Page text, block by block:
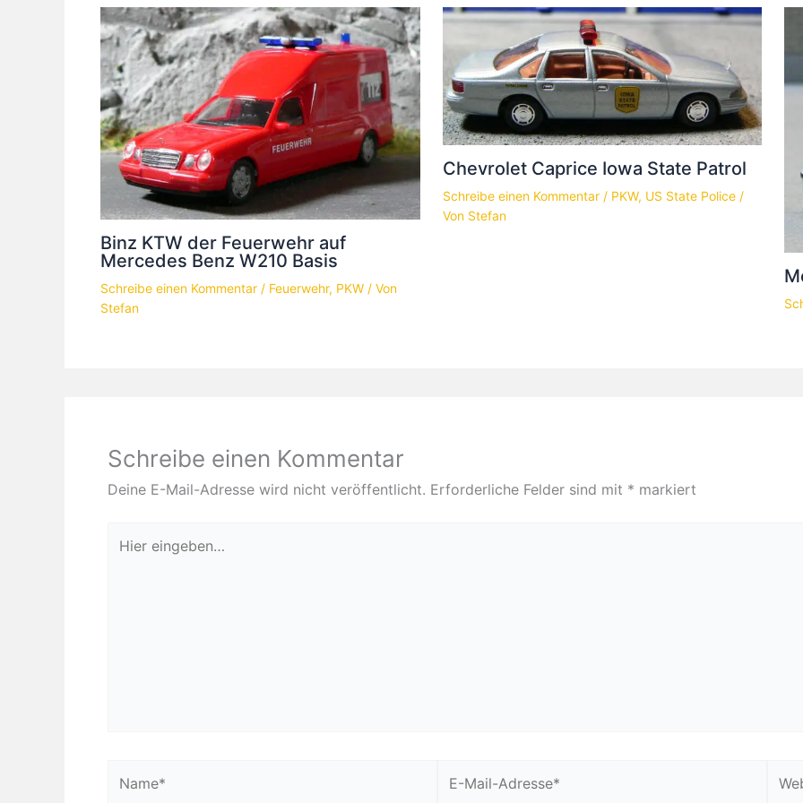
Binz KTW der Feuerwehr auf
Mercedes Benz W210 Basis
Schreibe einen Kommentar / Feuerwehr, PKW / Von
Stefan
Chevrolet Caprice Iowa State Patrol
Schreibe einen Kommentar / PKW, US State Police/
Von Stefan
Schreibe einen Kommentar
Deine E-Mail-Adresse wird nicht veröffentlicht. Erforderliche Felder sind mit * markiert
eingeben…
Mail-